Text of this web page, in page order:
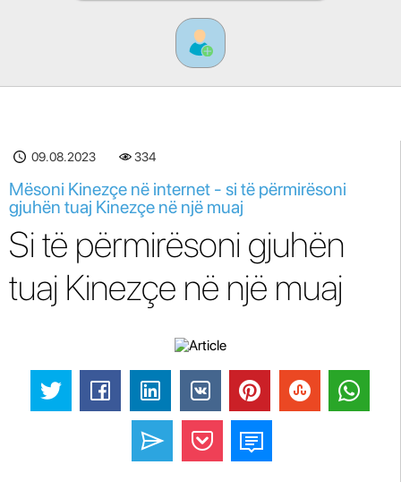
09.08.2023 334
Mësoni Kinezçe në internet - si të përmirësoni
gjuhën tuaj Kinezçe në një muaj
Si të përmirësoni gjuhën
tuaj Kinezçe në një muaj